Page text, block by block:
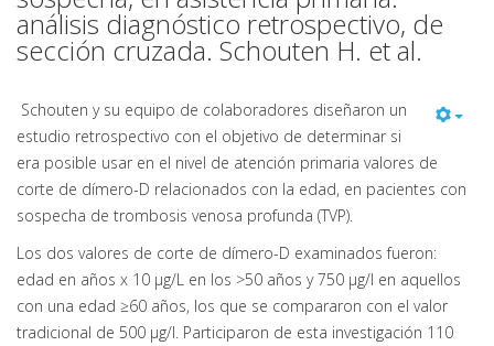
análisis diagnóstico retrospectivo, de
sección cruzada. Schouten H. et al.
Schouten y su equipo de colaboradores diseñaron un
estudio retrospectivo con el objetivo de determinar si
era posible usar en el nivel de atención primaria valores de
corte de dímero-D relacionados con la edad, en pacientes con
sospecha de trombosis venosa profunda (TVP).
Los dos valores de corte de dímero-D examinados fueron:
edad en años x 10 μg/L en los >50 años y 750 μg/l en aquellos
con una edad ≥60 años, los que se compararon con el valor
tradicional de 500 μg/l. Participaron de esta investigación 110